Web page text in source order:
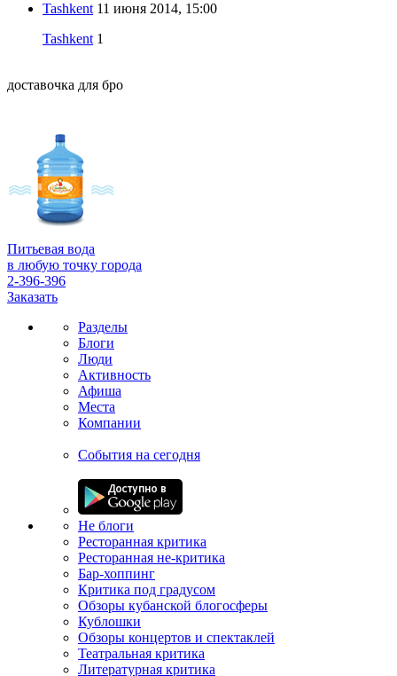
Tashkent 11 июня 2014, 15:00
Tashkent 1
доставочка для бро
Питьевая вода
в любую точку города
2-396-396
Заказать
Разделы
Блоги
Люди
Активность
Афиша
Места
Компании
События на сегодня
Не блоги
Ресторанная критика
Ресторанная не-критика
Бар-хоппинг
Критика под градусом
Обзоры кубанской блогосферы
Кублошки
Обзоры концертов и спектаклей
Театральная критика
Литературная критика